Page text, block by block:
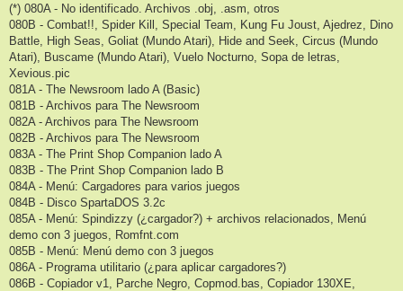
(*) 080A - No identificado. Archivos .obj, .asm, otros
080B - Combat!!, Spider Kill, Special Team, Kung Fu Joust, Ajedrez, Dino
Battle, High Seas, Goliat (Mundo Atari), Hide and Seek, Circus (Mundo
Atari), Buscame (Mundo Atari), Vuelo Nocturno, Sopa de letras,
Xevious.pic
081A - The Newsroom lado A (Basic)
081B - Archivos para The Newsroom
082A - Archivos para The Newsroom
082B - Archivos para The Newsroom
083A - The Print Shop Companion lado A
083B - The Print Shop Companion lado B
084A - Menú: Cargadores para varios juegos
084B - Disco SpartaDOS 3.2c
085A - Menú: Spindizzy (¿cargador?) + archivos relacionados, Menú
demo con 3 juegos, Romfnt.com
085B - Menú: Menú demo con 3 juegos
086A - Programa utilitario (¿para aplicar cargadores?)
086B - Copiador v1, Parche Negro, Copmod.bas, Copiador 130XE,